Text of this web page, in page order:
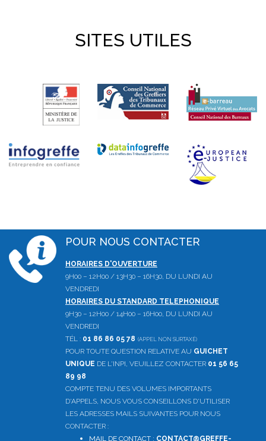
SITES UTILES
POUR NOUS CONTACTER
HORAIRES D'OUVERTURE
9H00 – 12H00 / 13H30 – 16H30, DU LUNDI AU
VENDREDI
HORAIRES DU STANDARD TELEPHONIQUE
9H30 – 12H00 / 14H00 – 16H00, DU LUNDI AU
VENDREDI
TÉL : 01 86 86 05 78 (APPEL NON SURTAXÉ)
POUR TOUTE QUESTION RELATIVE AU GUICHET
UNIQUE DE L'INPI, VEUILLEZ CONTACTER 01 56 65
89 98
COMPTE TENU DES VOLUMES IMPORTANTS
D'APPELS, NOUS VOUS CONSEILLONS D'UTILISER
LES ADRESSES MAILS SUIVANTES POUR NOUS
CONTACTER :
MAIL DE CONTACT : CONTACT@GREFFE-